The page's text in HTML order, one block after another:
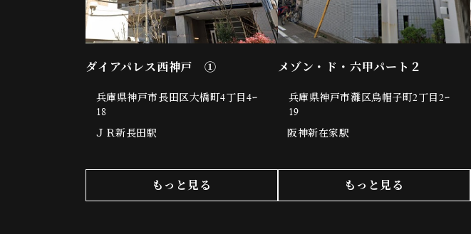
ダイアパレス西神戸 ①
兵庫県神戸市長田区大橋町4丁目4ｰ
18
ＪＲ新長田駅
もっと見る
メゾン・ド・六甲パート２
兵庫県神戸市灘区烏帽子町2丁目2ｰ
19
阪神新在家駅
もっと見る